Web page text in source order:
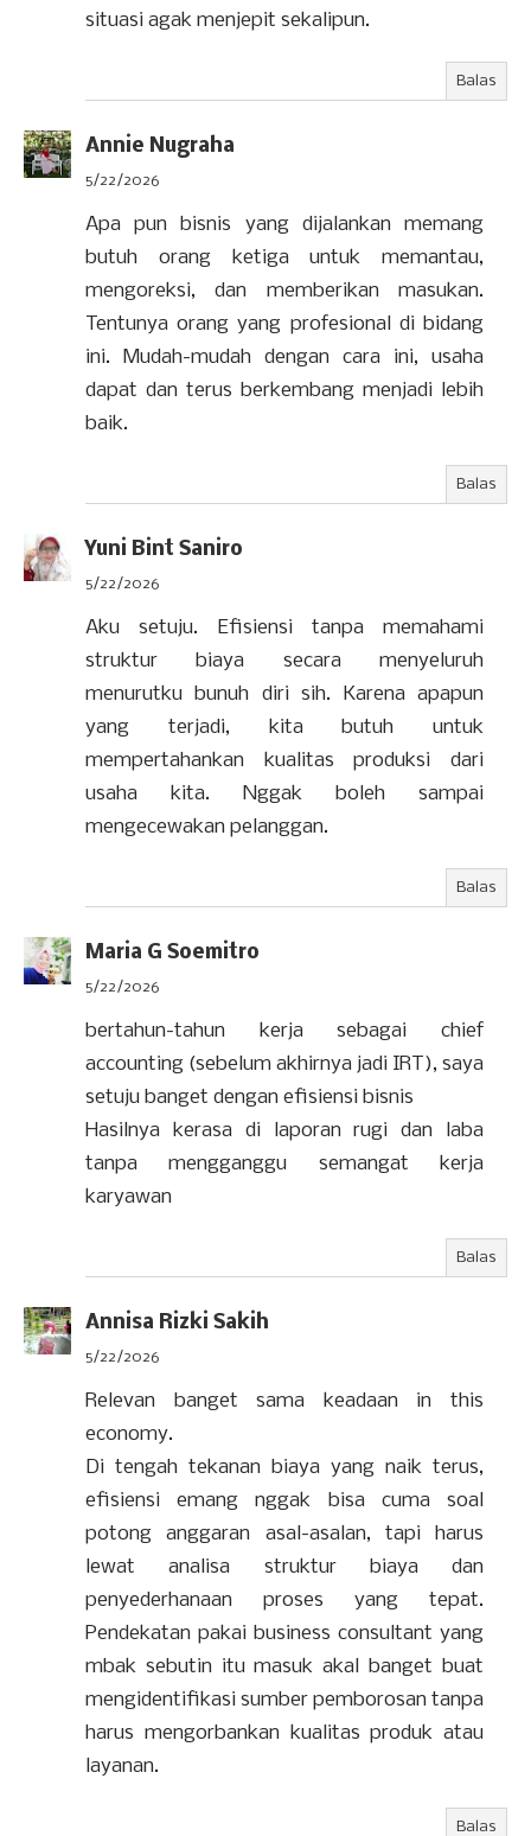
situasi agak menjepit sekalipun.
Balas
Annie Nugraha
5/22/2026
Apa pun bisnis yang dijalankan memang
butuh orang ketiga untuk memantau,
mengoreksi, dan memberikan masukan.
Tentunya orang yang profesional di bidang
ini. Mudah-mudah dengan cara ini, usaha
dapat dan terus berkembang menjadi lebih
baik.
Balas
Yuni Bint Saniro
5/22/2026
Aku setuju. Efisiensi tanpa memahami
struktur biaya secara menyeluruh
menurutku bunuh diri sih. Karena apapun
yang terjadi, kita butuh untuk
mempertahankan kualitas produksi dari
usaha kita. Nggak boleh sampai
mengecewakan pelanggan.
Balas
Maria G Soemitro
5/22/2026
bertahun-tahun kerja sebagai chief
accounting (sebelum akhirnya jadi IRT), saya
setuju banget dengan efisiensi bisnis
Hasilnya kerasa di laporan rugi dan laba
tanpa mengganggu semangat kerja
karyawan
Balas
Annisa Rizki Sakih
5/22/2026
Relevan banget sama keadaan in this
economy.
Di tengah tekanan biaya yang naik terus,
efisiensi emang nggak bisa cuma soal
potong anggaran asal-asalan, tapi harus
lewat analisa struktur biaya dan
penyederhanaan proses yang tepat.
Pendekatan pakai business consultant yang
mbak sebutin itu masuk akal banget buat
mengidentifikasi sumber pemborosan tanpa
harus mengorbankan kualitas produk atau
layanan.
Balas